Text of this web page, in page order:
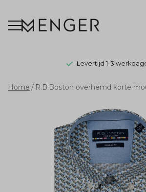
Levertijd 1-3
R.B.Boston
overhemd
korte
mouw
Home R.B.Boston overhemd korte